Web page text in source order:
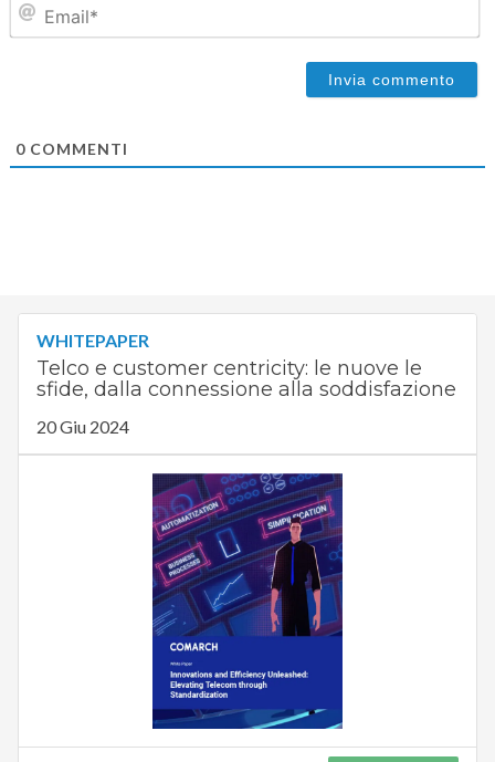
0COMMENTI
WHITEPAPER
Telco e customer centricity: le nuove le
sfide, dalla connessione alla soddisfazione
20 Giu 2024